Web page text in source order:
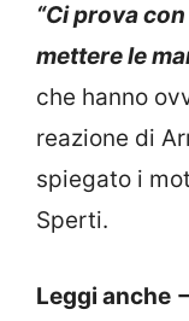
“Ci prova
mettere le
che hanno
reazione di
spiegato i
Sperti.
Leggi anche